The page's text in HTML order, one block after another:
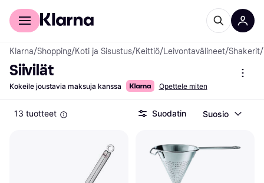
Kuluttajille
Klarna/Shopping/Koti ja Sisustus/Keittiö/Leivontavälineet/Shakerit/
Siivilät
Kokeile joustavia maksuja kanssa Opettele miten
13 tuotteet Suodatin Suosio